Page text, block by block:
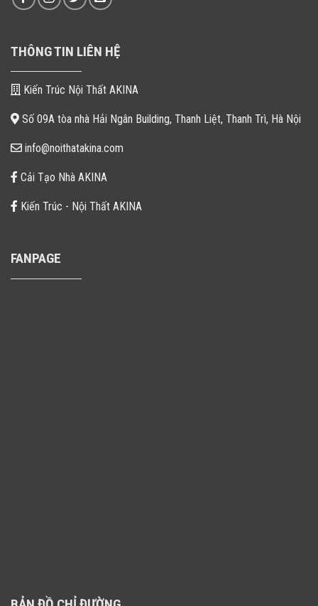
THÔNG TIN LIÊN HỆ
Kiến Trúc Nội Thất AKINA
Số 09A tòa nhà Hải Ngân Building, Thanh Liệt, Thanh Trì, Hà Nội
info@noithatakina.com
Cải Tạo Nhà AKINA
Kiến Trúc - Nội Thất AKINA
FANPAGE